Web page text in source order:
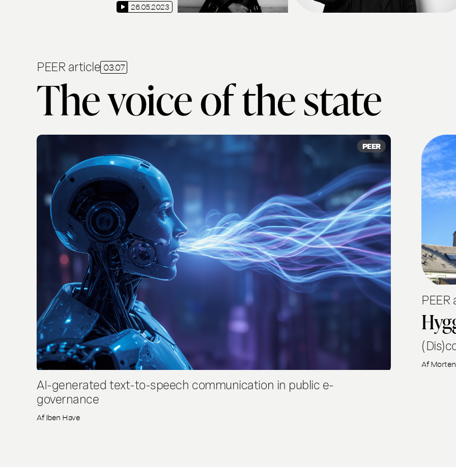
26.05.2023
PEER article 03.07
The voice of the state
PEER
AI-generated text-to-speech communication in public e-
governance
AfIben Have
Af